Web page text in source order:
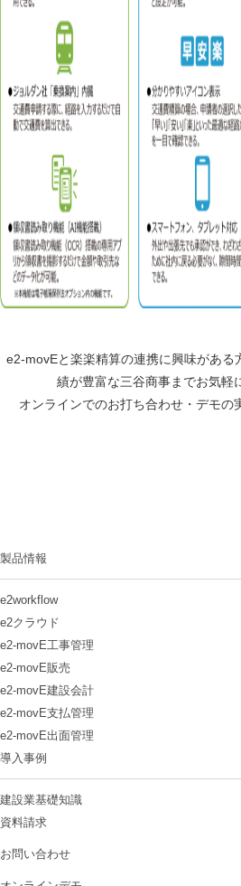
e2-movEと楽楽精算の連携に興味がある
績が豊富な三谷商事までお気軽
オンラインでのお打ち合わせ・デモの
製品情報
e2workflow
e2クラウド
e2-movE工事管理
e2-movE販売
e2-movE建設会計
e2-movE支払管理
e2-movE出面管理
導入事例
建設業基礎知識
資料請求
お問い合わせ